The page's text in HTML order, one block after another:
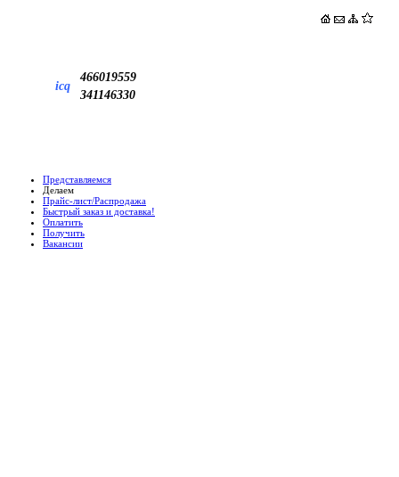
icq
466019559
341146330
Представляемся
Делаем
Прайс-лист/Распродажа
Быстрый заказ и доставка!
Оплатить
Получить
Вакансии